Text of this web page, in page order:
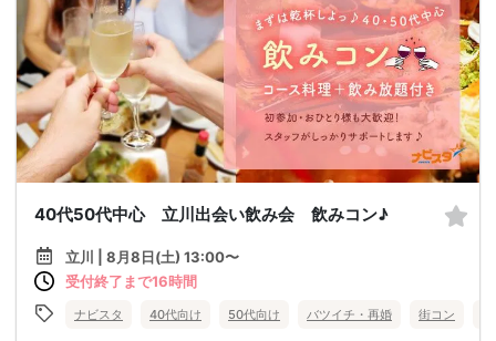
40代50代中心 立川出会い飲み会 飲みコン♪
立川 | 8月8日(土) 13:00〜
受付終了まで16時間
ナビスタ 40代向け 50代向け バツイチ・再婚 街コン